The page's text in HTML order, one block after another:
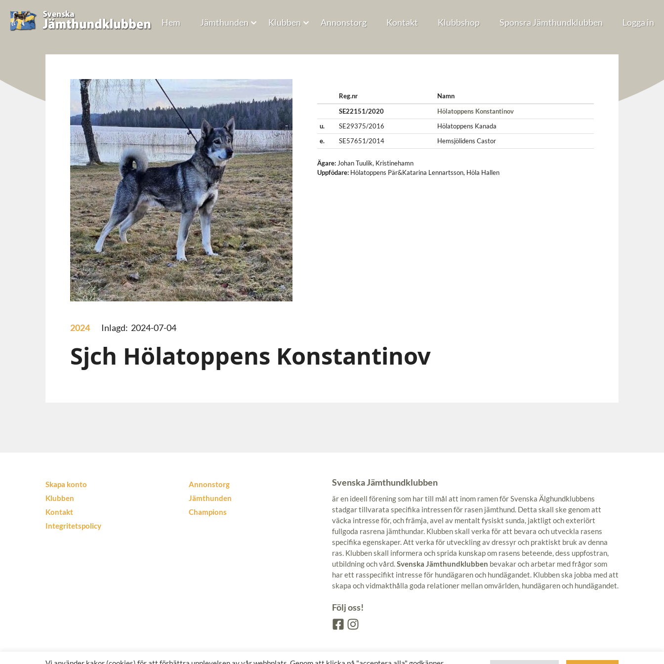
Hem Jämthunden Klubben Annonstorg Kontakt Klubbshop Sponsra Jämthundklubben Logga in
Reg.nr
Namn
SE22151/2020
Hölatoppens Konstantinov
u.
SE29375/2016
Hölatoppens Kanada
e.
SE57651/2014 Hemsjölidens Castor
Ägare: Johan Tuulik, Kristinehamn
Uppfödare: Hölatoppens Pär&Katarina Lennartsson, Höla Hallen
2024 Inlagd: 2024-07-04
Sjch Hölatoppens Konstantinov
Skapa konto
Klubben
Kontakt
Integritetspolicy
Annonstorg
Jämthunden
Champions
Svenska Jämthundklubben
är en ideell förening som har till mål att inom ramen för Svenska Älghundklubbens
stadgar tillvarata specifika intressen för rasen jämthund. Detta skall ske genom att
väcka intresse för, och främja, avel av mentalt fysiskt sunda, jaktligt och exteriört
fullgoda rasrena jämthundar. Klubben skall verka för att bevara och utveckla rasens
specifika egenskaper. Att verka för utveckling av dressyr och praktiskt bruk av denna
ras. Klubben skall informera och sprida kunskap om rasens beteende, dess uppfostran,
utbildning och vård.Svenska Jämthundklubben bevakar och arbetar med frågor som
har ett rasspecifikt intresse för hundägaren och hundägandet. Klubben ska jobba med att
skapa och vidmakthålla goda relationer mellan omvärlden, hundägaren och hundägandet.
Följ oss!